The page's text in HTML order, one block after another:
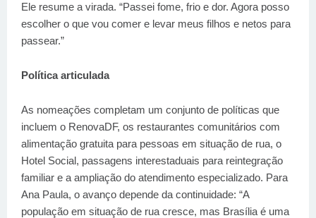
Ele resume a virada. “Passei fome, frio e dor. Agora posso
escolher o que vou comer e levar meus filhos e netos para
passear.”
Política articulada
As nomeações completam um conjunto de políticas que
incluem o RenovaDF, os restaurantes comunitários com
alimentação gratuita para pessoas em situação de rua, o
Hotel Social, passagens interestaduais para reintegração
familiar e a ampliação do atendimento especializado. Para
Ana Paula, o avanço depende da continuidade: “A
população em situação de rua cresce, mas Brasília é uma